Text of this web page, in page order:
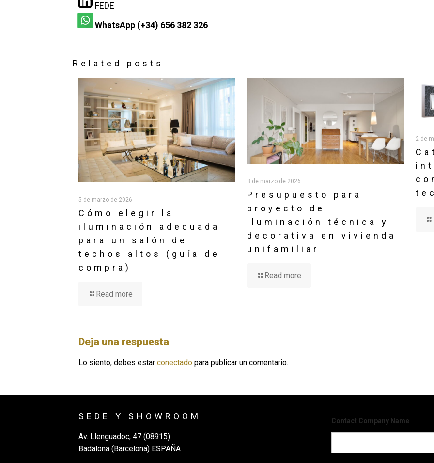
FEDE
WhatsApp (+34) 656 382 326
Related posts
5 de marzo de 2026
Cómo elegir la
iluminación adecuada
para un salón de
techos altos (guía de
compra)
Read more
3 de marzo de 2026
Presupuesto para
proyecto de
iluminación técnica y
decorativa en vivienda
unifamiliar
Read more
2 de
Deja una respuesta
Lo siento, debes estar conectadopara publicar un comentario.
SEDE Y SHOWROOM
Av. Llenguadoc, 47 (08915)
Badalona (Barcelona) ESPAÑA
Contact Company Name